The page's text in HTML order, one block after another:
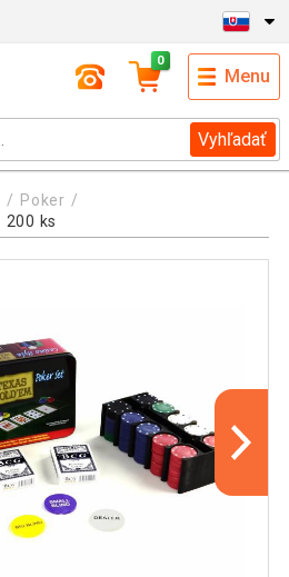
Vyhľadať
0
Menu
Poker
200 ks